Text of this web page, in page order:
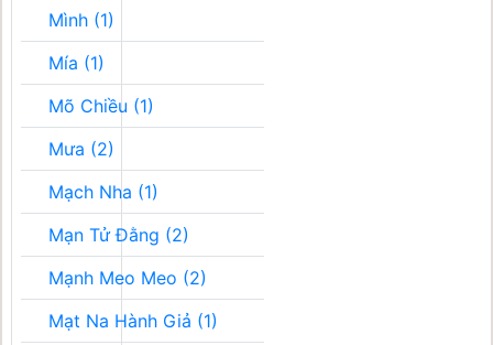
Mình (1)
Mía (1)
Mõ Chiều (1)
Mưa (2)
Mạch Nha (1)
Mạn Tử Đằng (2)
Mạnh Meo Meo (2)
Mạt Na Hành Giả (1)